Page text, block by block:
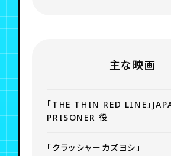
主な映画
「THE THIN RED LINE」
PRISONER 役
「クラッシャーカズヨシ」